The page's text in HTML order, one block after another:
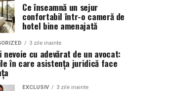
Ce înseamnă un sejur
confortabil într-o cameră de
hotel bine amenajată
3 zile inainte
nevoie cu adevărat de un avocat:
în care asistența juridică face
EXCLUSIV 3 zile inainte